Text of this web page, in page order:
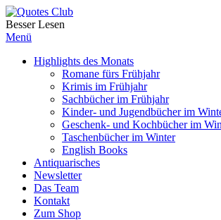
Besser Lesen
Menü
Highlights des Monats
Romane fürs Frühjahr
Krimis im Frühjahr
Sachbücher im Frühjahr
Kinder- und Jugendbücher im
Geschenk- und Kochbücher im
Taschenbücher im Winter
English Books
Antiquarisches
Newsletter
Das Team
Kontakt
Zum Shop